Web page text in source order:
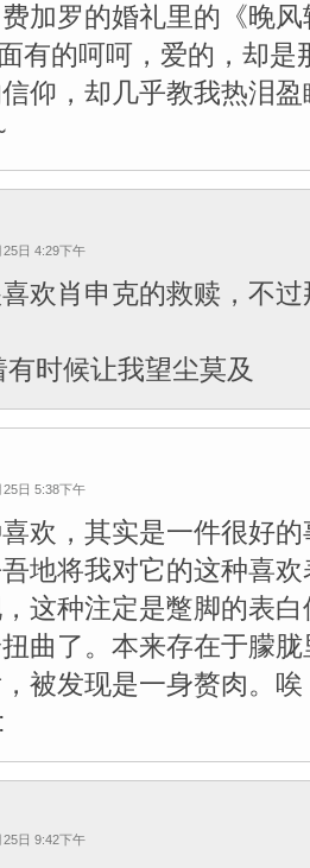
加罗的婚礼里的《晚
有的呵呵，爱的，却是
仰，却几乎教我热泪
25日 4:29下午
欢肖申克的救赎，不
时候让我望尘莫及
25日 5:38下午
欢，其实是一件很好
地将我对它的这种喜
这种注定是蹩脚的表
曲了。本来存在于朦
被发现是一身赘肉。
25日 9:42下午